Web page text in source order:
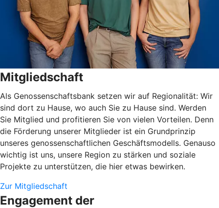
Mitgliedschaft
Als Genossenschaftsbank setzen wir auf Regionalität: Wir
sind dort zu Hause, wo auch Sie zu Hause sind. Werden
Sie Mitglied und profitieren Sie von vielen Vorteilen. Denn
die Förderung unserer Mitglieder ist ein Grundprinzip
unseres genossenschaftlichen Geschäftsmodells. Genauso
wichtig ist uns, unsere Region zu stärken und soziale
Projekte zu unterstützen, die hier etwas bewirken.
Zur Mitgliedschaft
Engagement der